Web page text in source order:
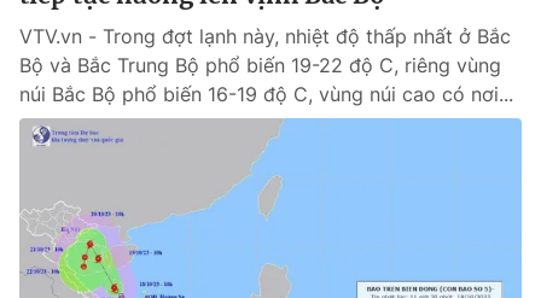
VTV.vn - Trong đợt lạnh này, nhiệt độ thấp nhất ở Bắc
Bộ và Bắc Trung Bộ phổ biến 19-22 độ C, riêng vùng
núi Bắc Bộ phổ biến 16-19 độ C, vùng núi cao có nơi...